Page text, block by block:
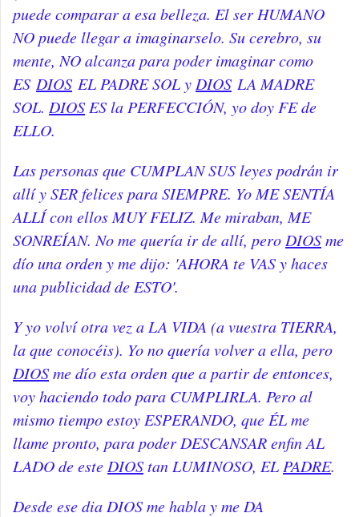
puede comparar a esa belleza. El ser HUMANO
NO puede llegar a imaginarselo. Su cerebro, su
mente, NO alcanza para poder imaginar como
ES DIOS EL PADRE SOL y DIOS LA MADRE
SOL. DIOS ES la PERFECCIÓN, yo doy FE de
ELLO.
Las personas que CUMPLAN SUS leyes podrán ir
allí y SER felices para SIEMPRE. Yo ME SENTÍA
ALLÍ con ellos MUY FELIZ. Me miraban, ME
SONREÍAN. No me quería ir de allí, pero DIOSme
dío una orden y me dijo: 'AHORA te VAS y haces
una publicidad de ESTO'.
Y yo volví otra vez a LA VIDA (a vuestra TIERRA,
la que conocéis). Yo no quería volver a ella, pero
DIOSme dío esta orden que a partir de entonces,
voy haciendo todo para CUMPLIRLA. Pero al
mismo tiempo estoy ESPERANDO, que ÉL me
llame pronto, para poder DESCANSAR enfin AL
LADO de este DIOStan LUMINOSO, EL PADRE.
Desde ese dia DIOS me habla y me DA